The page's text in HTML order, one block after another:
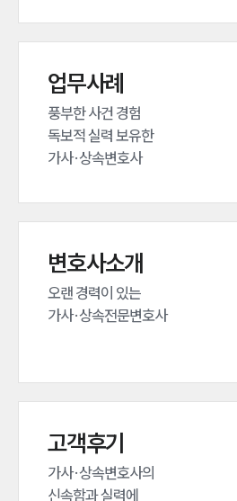
업무사례
풍부한 사건 경험
독보적 실력 보유한
가사·상속변호사
변호사소개
오랜 경력이 있는
가사·상속전문변호사
고객후기
가사·상속변호사의
신속함과 실력에